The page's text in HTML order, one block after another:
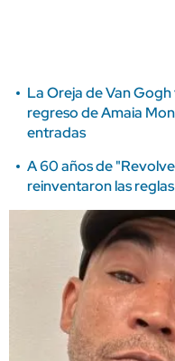
La Oreja de Van
regreso de Amaia
entradas
A 60 años de
reinventaron las